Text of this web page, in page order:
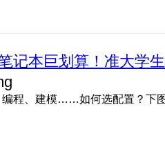
记本巨划算！准大学